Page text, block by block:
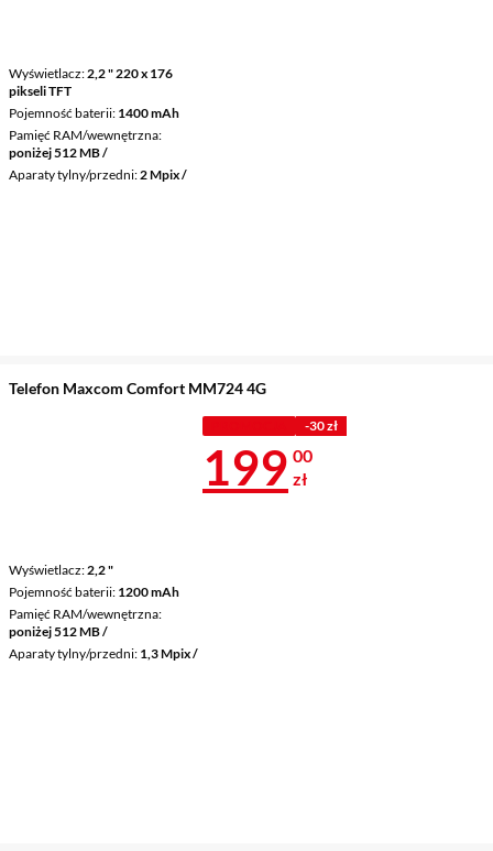
Wyświetlacz 2,2 " 220 x 176
pikseli TFT
Pojemność baterii 1400 mAh
Pamięć RAM/wewnętrzna
poniżej 512 MB /
Aparaty tylny/przedni 2 Mpix /
Telefon Maxcom Comfort MM724 4G
Wyświetlacz 2,2 "
Pojemność baterii 1200 mAh
Pamięć RAM/wewnętrzna
poniżej 512 MB /
Aparaty tylny/przedni 1,3 Mpix /
-30 zł
Cena 199 zł
199 00
zł